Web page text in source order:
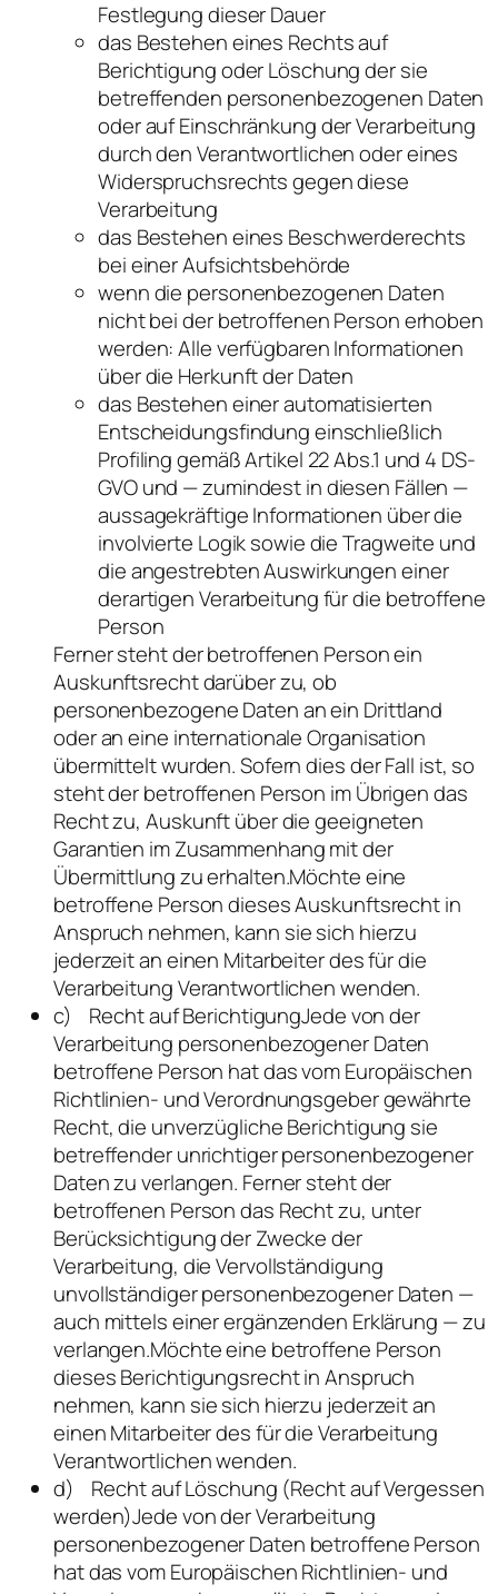
Festlegung dieser Dauer
das Bestehen eines Rechts auf
Berichtigung oder Löschung der sie
betreffenden personenbezogenen Daten
oder auf Einschränkung der Verarbeitung
durch den Verantwortlichen oder eines
Widerspruchsrechts gegen diese
Verarbeitung
das Bestehen eines Beschwerderechts
bei einer Aufsichtsbehörde
wenn die personenbezogenen Daten
nicht bei der betroffenen Person erhoben
werden: Alle verfügbaren Informationen
über die Herkunft der Daten
das Bestehen einer automatisierten
Entscheidungsfindung einschließlich
Profiling gemäß Artikel 22 Abs.1 und 4 DS-
GVO und — zumindest in diesen Fällen —
aussagekräftige Informationen über die
involvierte Logik sowie die Tragweite und
die angestrebten Auswirkungen einer
derartigen Verarbeitung für die betroffene
Person
Ferner steht der betroffenen Person ein
Auskunftsrecht darüber zu, ob
personenbezogene Daten an ein Drittland
oder an eine internationale Organisation
übermittelt wurden. Sofern dies der Fall ist, so
steht der betroffenen Person im Übrigen das
Recht zu, Auskunft über die geeigneten
Garantien im Zusammenhang mit der
Übermittlung zu erhalten.Möchte eine
betroffene Person dieses Auskunftsrecht in
Anspruch nehmen, kann sie sich hierzu
jederzeit an einen Mitarbeiter des für die
Verarbeitung Verantwortlichen wenden.
c) Recht auf BerichtigungJede von der
Verarbeitung personenbezogener Daten
betroffene Person hat das vom Europäischen
Richtlinien- und Verordnungsgeber gewährte
Recht, die unverzügliche Berichtigung sie
betreffender unrichtiger personenbezogener
Daten zu verlangen. Ferner steht der
betroffenen Person das Recht zu, unter
Berücksichtigung der Zwecke der
Verarbeitung, die Vervollständigung
unvollständiger personenbezogener Daten —
auch mittels einer ergänzenden Erklärung — zu
verlangen.Möchte eine betroffene Person
dieses Berichtigungsrecht in Anspruch
nehmen, kann sie sich hierzu jederzeit an
einen Mitarbeiter des für die Verarbeitung
Verantwortlichen wenden.
d) Recht auf Löschung (Recht auf Vergessen
werden)Jede von der Verarbeitung
personenbezogener Daten betroffene Person
hat das vom Europäischen Richtlinien- und